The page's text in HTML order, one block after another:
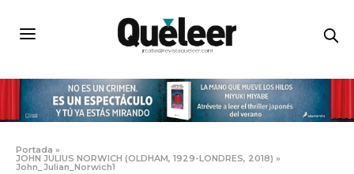
Portada »
JOHN JULIUS NORWICH (OLDHAM, 1929-LONDRES, 2018) »
John_Julian_Norwich1